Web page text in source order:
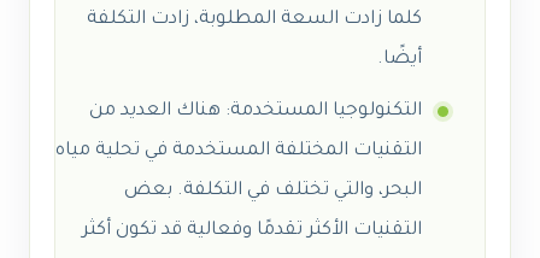
كلما زادت السعة المطلوبة، زادت التكلفة
أيضًا.
التكنولوجيا المستخدمة: هناك العديد من
التقنيات المختلفة المستخدمة في تحلية مياه
البحر، والتي تختلف في التكلفة. بعض
التقنيات الأكثر تقدمًا وفعالية قد تكون أكثر